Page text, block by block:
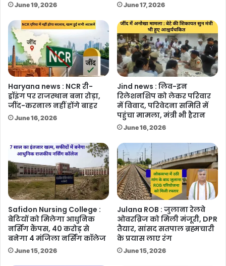
June 19, 2026 June 17, 2026
Haryana news : NCR री-
ड्रॉइंग पर राजस्थान बना रोड़ा,
जींद-करनाल नहीं होंगे बाहर
June 16, 2026
Jind news : लिव-इन
रिलेशनशिप को लेकर परिवार
में विवाद, परिवेदना समिति में
पहुंचा मामला, मंत्री भी हैरान
June 16, 2026
Safidon Nursing College :
बेटियों को मिलेगा आधुनिक
नर्सिंग कैंपस, 40 करोड़ से
बनेगा 4 मंजिला नर्सिंग कॉलेज
June 15, 2026
Julana ROB : जुलाना रेलवे
ओवरब्रिज को मिली मंजूरी, DPR
तैयार, सांसद सतपाल ब्रह्मचारी
के प्रयास लाए रंग
June 15, 2026